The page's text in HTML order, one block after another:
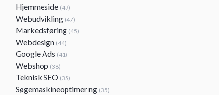
Hjemmeside (49)
Webudvikling (47)
Markedsføring (45)
Webdesign (44)
Google Ads (41)
Webshop (38)
Teknisk SEO (35)
Søgemaskineoptimering (35)